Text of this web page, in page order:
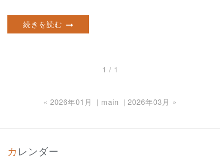
続きを読む
1 / 1
« 2026年01月 main 2026年03月 »
カレンダー